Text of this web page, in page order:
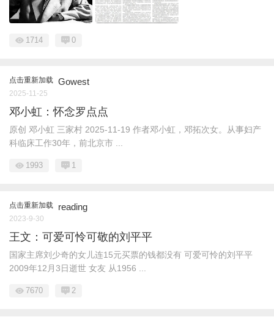
1714 0
点击重新加载 Gowest
2025-11-25
邓小虹：怀念罗点点
原创 邓小虹 三家村 2025-11-19 作者邓小虹，邓拓次女。从事妇产
科临床工作30年，前北京市 ...
1993 1
点击重新加载 reading
2023-9-30
王文：可爱可怜可敬的刘平平
国家主席刘少奇的女儿连15元买票的钱都没有 可爱可怜的刘平平
2009年12月3日逝世 女友 从1956 ...
7670 2